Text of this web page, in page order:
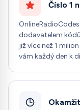
Číslo 1
dodavatelem
již více než 1
vám každý den k